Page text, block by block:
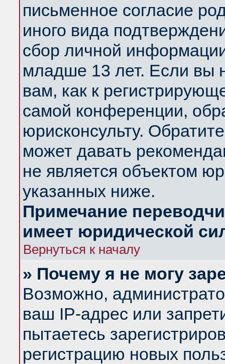
письменное согласие
иного вида
сбор личной
младше 13 лет. Если вы
вам, как к
самой конференции,
юрисконсульту.
может давать
не является объектом
указанных ниже.
Примечание
имеет юридической
Вернуться к началу
» Почему я не могу
Возможно,
ваш IP-адрес или
пытаетесь
регистрацию новых